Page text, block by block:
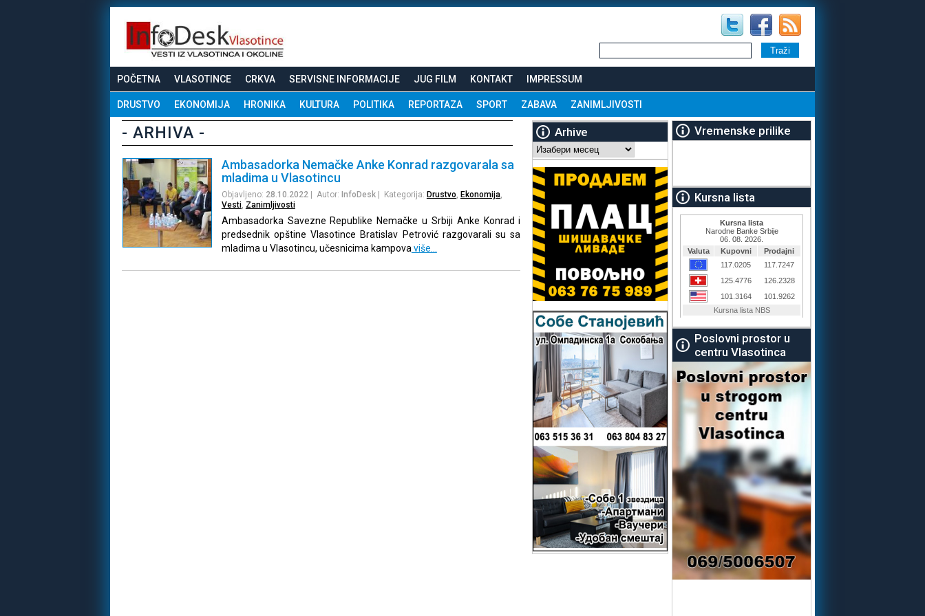
POČETNA VLASOTINCE CRKVA SERVISNE INFORMACIJE JUG FILM KONTAKT IMPRESSUM
DRUSTVO EKONOMIJA HRONIKA KULTURA POLITIKA REPORTAZA SPORT ZABAVA ZANIMLJIVOSTI
- ARHIVA -
Ambasadorka Nemačke Anke Konrad razgovarala sa
mladima u Vlasotincu
Objavljeno: 28.10.2022 | Autor: InfoDesk| Kategorija: Drustvo Ekonomija,
Vesti, Zanimljivosti
Ambasadorka Savezne Republike Nemačke u Srbiji Anke Konrad i
predsednik opštine Vlasotince Bratislav Petrović razgovarali su sa
mladima u Vlasotincu, učesnicima kampova više…
Arhive
Arhive
Vremenske prilike
Kursna lista
Poslovni prostor u
centru Vlasotinca